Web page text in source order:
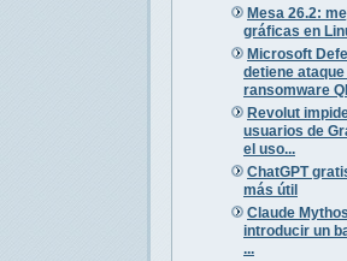
Mesa 26.2:
gráficas en
Microsoft
detiene ataque
ransomware
Revolut
usuarios de
el uso...
ChatGPT
más útil
Claude
introducir un
...